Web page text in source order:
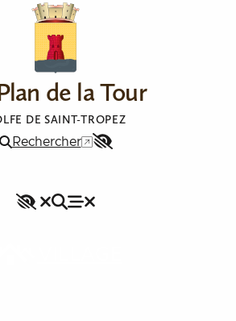
de la Tour
DE SAINT-TROPEZ
Menu
Rechercher
Accessibilité
Rechercher